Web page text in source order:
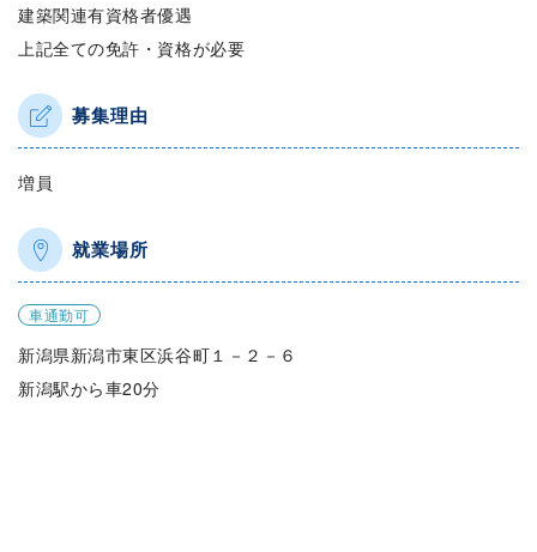
建築関連有資格者優遇
上記全ての免許・資格が必要
募集理由
増員
就業場所
車通勤可
新潟県新潟市東区浜谷町１－２－６
新潟駅から車20分